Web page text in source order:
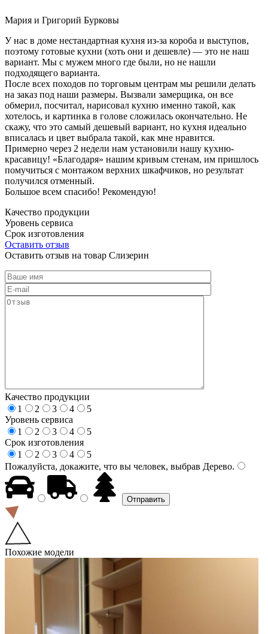
Мария и Григорий Бурковы
У нас в доме нестандартная кухня из-за короба и выступов,
поэтому готовые кухни (хоть они и дешевле) — это не наш
вариант. Мы с мужем много где были, но не нашли
подходящего варианта.
После всех походов по торговым центрам мы решили делать
на заказ под наши размеры. Вызвали замерщика, он все
обмерил, посчитал, нарисовал кухню именно такой, как
хотелось, и картинка в голове сложилась окончательно. Не
скажу, что это самый дешевый вариант, но кухня идеально
вписалась и цвет выбрала такой, как мне нравится.
Примерно через 2 недели нам установили нашу кухню-
красавицу! «Благодаря» нашим кривым стенам, им пришлось
помучиться с монтажом верхних шкафчиков, но результат
получился отменный.
Большое всем спасибо! Рекомендую!
Качество продукции
Уровень сервиса
Срок изготовления
Оставить отзыв
Оставить отзыв на товар Слизерин
Качество продукции
1
2 3 4
5
Уровень сервиса
1
2 3 4
5
Срок изготовления
1
2 3 4
5
Пожалуйста, докажите, что вы человек, выбрав Дерево.
Похожие модели